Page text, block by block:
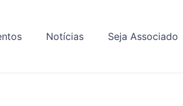
Notícias Seja Associado